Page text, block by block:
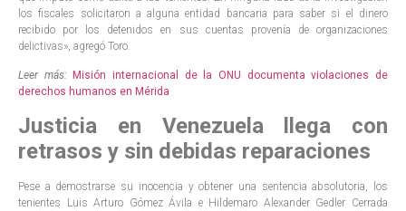
los fiscales solicitaron a alguna entidad bancaria para saber si el dinero
recibido por los detenidos en sus cuentas provenía de organizaciones
delictivas», agregó Toro.
Leer más: Misión internacional de la ONU documenta violaciones de
derechos humanos en Mérida
Justicia en Venezuela llega con
retrasos y sin debidas reparaciones
Pese a demostrarse su inocencia y obtener una sentencia absolutoria, los
tenientes Luis Arturo Gómez Ávila e Hildemaro Alexander Gedler Cerrada